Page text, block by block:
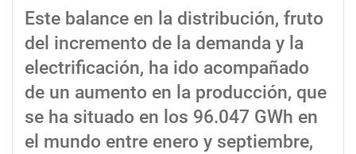
Este balance en la distribución, fruto
del incremento de la demanda y la
electrificación, ha ido acompañado
de un aumento en la producción, que
se ha situado en los 96.047 GWh en
el mundo entre enero y septiembre,